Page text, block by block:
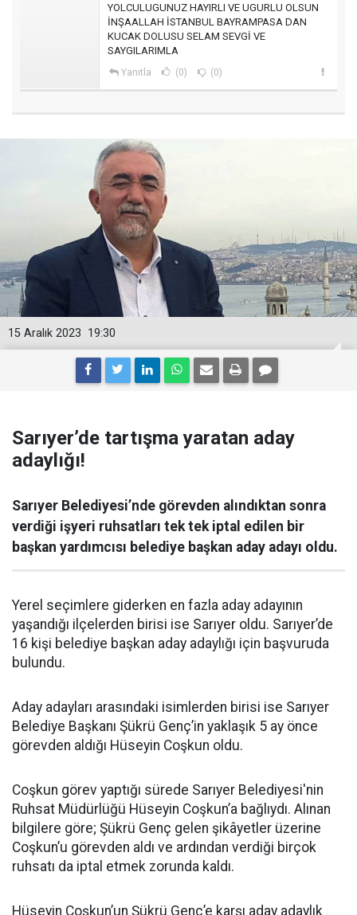
YOLCULUGUNUZ HAYIRLI VE UGURLU OLSUN
İNŞAALLAH İSTANBUL BAYRAMPASA DAN
KUCAK DOLUSU SELAM SEVGİ VE
SAYGILARIMLA
Yanıtla (0) (0)
19:30
15 Aralık 2023
Sarıyer’de tartışma yaratan aday
adaylığı!
Sarıyer Belediyesi’nde görevden alındıktan sonra
verdiği işyeri ruhsatları tek tek iptal edilen bir
başkan yardımcısı belediye başkan aday adayı oldu.
Yerel seçimlere giderken en fazla aday adayının
yaşandığı ilçelerden birisi ise Sarıyer oldu. Sarıyer’de
16 kişi belediye başkan aday adaylığı için başvuruda
bulundu.
Aday adayları arasındaki isimlerden birisi ise Sarıyer
Belediye Başkanı Şükrü Genç’in yaklaşık 5 ay önce
görevden aldığı Hüseyin Coşkun oldu.
Coşkun görev yaptığı sürede Sarıyer Belediyesi'nin
Ruhsat Müdürlüğü Hüseyin Coşkun’a bağlıydı. Alınan
bilgilere göre; Şükrü Genç gelen şikâyetler üzerine
Coşkun’u görevden aldı ve ardından verdiği birçok
ruhsatı da iptal etmek zorunda kaldı.
Hüseyin Coşkun’un Şükrü Genç’e karşı aday adaylık